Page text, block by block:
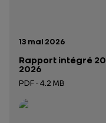
Date de publication:
13 mai 2026
Rapport intégré
2026
PDF - 4.2 MB
Ouverture dans un